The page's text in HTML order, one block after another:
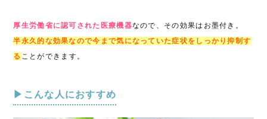
厚生労働省に認可された医療機器なので、その効果はお墨付き。
半永久的な効果なので今まで気になっていた症状をしっかり抑制す
る ことができます。
▶こんな人におすすめ